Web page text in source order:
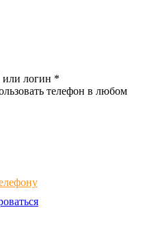
логин *
телефон в любом